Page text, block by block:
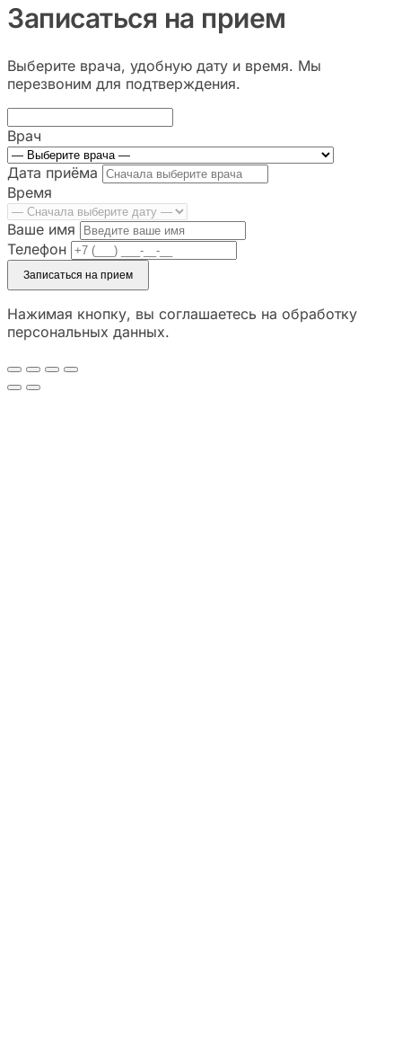
Записаться на прием
Выберите врача, удобную дату и время. Мы
перезвоним для подтверждения.
Врач
Дата приёма
Время
Ваше имя
Телефон
Записаться на прием
Нажимая кнопку, вы соглашаетесь на обработку
персональных данных.